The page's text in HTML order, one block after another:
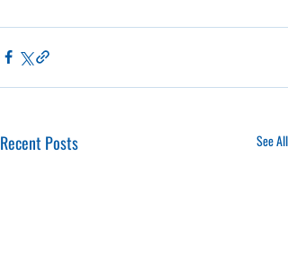
Recent Posts See All